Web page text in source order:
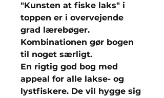
"Kunsten at fiske laks" i
toppen er i overvejende
grad lærebøger.
Kombinationen gør bogen
til noget særligt.
En rigtig god bog med
appeal for alle lakse- og
lystfiskere. De vil hygge sig